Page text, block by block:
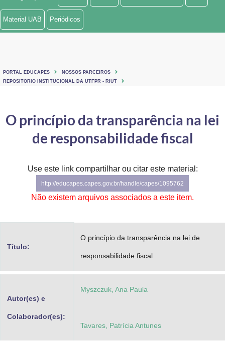
Ministério de Minas e Energia
Ministério do Turismo
Controladoria-Geral da União
Ministério da Mulher, da Família e dos Direitos Humanos
Secretaria-Geral
Material UAB Periódicos
PORTAL EDUCAPES
NOSSOS PARCEIROS
REPOSITORIO INSTITUCIONAL DA UTFPR - RIUT
O princípio da transparência na lei
de responsabilidade fiscal
Use este link compartilhar ou citar este material:
http://educapes.capes.gov.br/handle/capes/1095762
Não existem arquivos associados a este item.
Título:
O princípio da transparência na lei de
responsabilidade fiscal
Autor(es) e
Colaborador(es):
Myszczuk, Ana Paula
Tavares, Patrícia Antunes